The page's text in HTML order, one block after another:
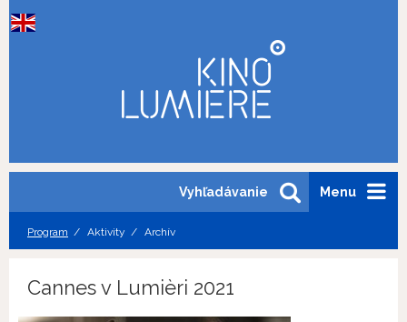
Menu
Vyhľadávanie
Program Aktivity Archív
Cannes v Lumièri 2021